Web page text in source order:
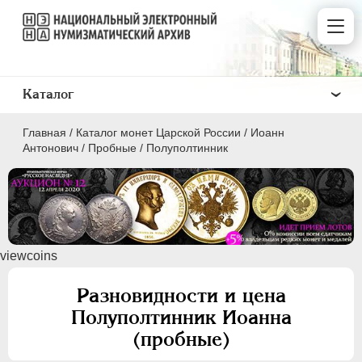
Главная / Каталог монет Царской России / Иоанн
Антонович / Пробные / Полуполтинник
viewcoins
Разновидности и цена
Полуполтинник Иоанна
(пробные)
Каталог
ПEТР I 1699 - 1725
ЕКАТЕРИНА I
АННА ИОАННОВНА 1730-1740
ИОАНН АНТОНОВИЧ 1740-1741